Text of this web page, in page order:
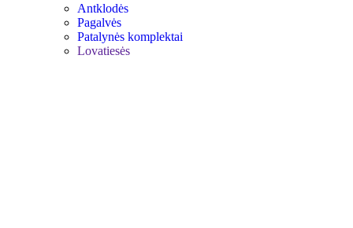
Antklodės
Pagalvės
Patalynės komplektai
Lovatiesės